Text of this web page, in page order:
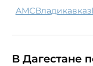
АМС Владикавказ
В Дагестане